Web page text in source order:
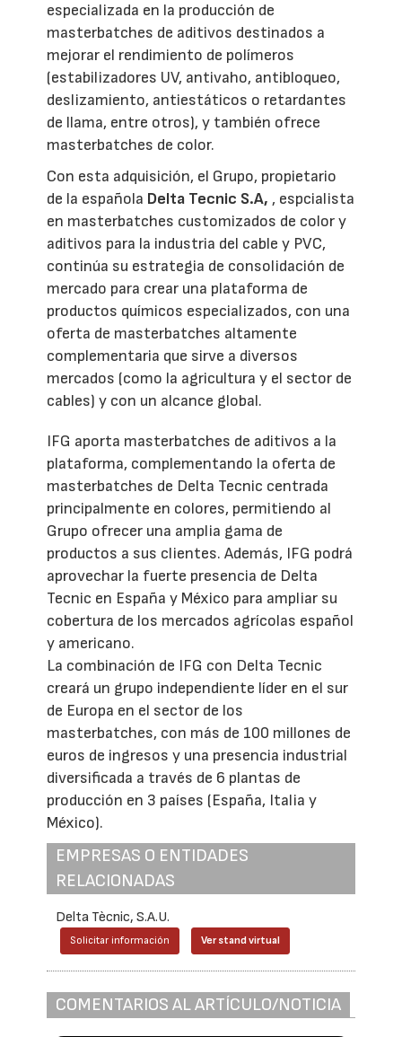
especializada en la producción de
masterbatches de aditivos destinados a
mejorar el rendimiento de polímeros
(estabilizadores UV, antivaho, antibloqueo,
deslizamiento, antiestáticos o retardantes
de llama, entre otros), y también ofrece
masterbatches de color.
Con esta adquisición, el Grupo, propietario
de la española Delta Tecnic S.A, , espcialista
en masterbatches customizados de color y
aditivos para la industria del cable y PVC,
continúa su estrategia de consolidación de
mercado para crear una plataforma de
productos químicos especializados, con una
oferta de masterbatches altamente
complementaria que sirve a diversos
mercados (como la agricultura y el sector de
cables) y con un alcance global.
IFG aporta masterbatches de aditivos a la
plataforma, complementando la oferta de
masterbatches de Delta Tecnic centrada
principalmente en colores, permitiendo al
Grupo ofrecer una amplia gama de
productos a sus clientes. Además, IFG podrá
aprovechar la fuerte presencia de Delta
Tecnic en España y México para ampliar su
cobertura de los mercados agrícolas español
y americano.
La combinación de IFG con Delta Tecnic
creará un grupo independiente líder en el sur
de Europa en el sector de los
masterbatches, con más de 100 millones de
euros de ingresos y una presencia industrial
diversificada a través de 6 plantas de
producción en 3 países (España, Italia y
México).
EMPRESAS O ENTIDADES
RELACIONADAS
Delta Tècnic, S.A.U.
Solicitar información Ver stand virtual
COMENTARIOS AL ARTÍCULO/NOTICIA